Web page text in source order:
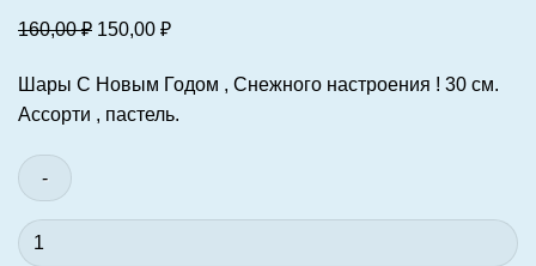
160,00₽ Первоначальная
составляла
160,00 ₽.
150,00 ₽Текущая
150,00 ₽.
Шары С Новым Годом , Снежного настроения ! 30 см.
Ассорти , пастель.
Количество
товара